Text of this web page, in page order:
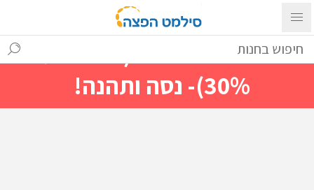
עם ההתחברות ניתן לראות מייד
מחירים מיוחדים(הנחות עד
30%)- נסה ותהנה!